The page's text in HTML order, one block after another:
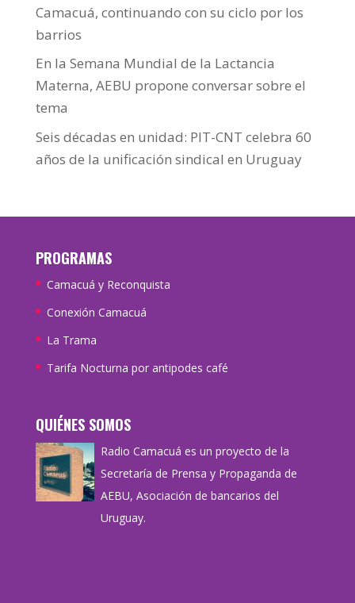
Camacuá, continuando con su ciclo por los
barrios
En la Semana Mundial de la Lactancia
Materna, AEBU propone conversar sobre el
tema
Seis décadas en unidad: PIT-CNT celebra 60
años de la unificación sindical en Uruguay
PROGRAMAS
Camacuá y Reconquista
Conexión Camacuá
La Trama
Tarifa Nocturna por antipodes café
QUIÉNES SOMOS
Radio Camacuá es un proyecto de la
Secretaría de Prensa y Propaganda de
AEBU, Asociación de bancarios del
Uruguay.